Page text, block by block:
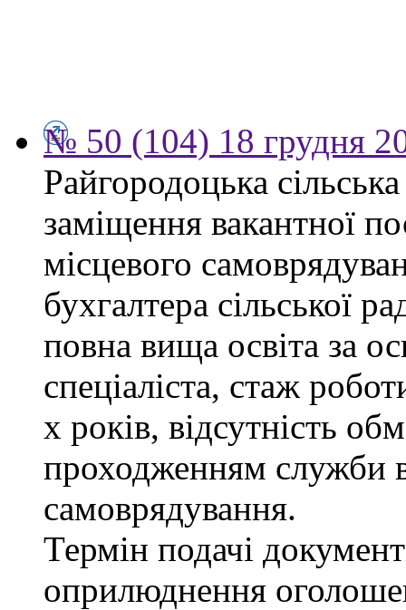
№ 50 (104) 18 грудня
Райгородоцька
заміщення вакантної
місцевого
бухгалтера сільської
повна вища освіта за
спеціаліста, стаж
х років, відсутність
проходженням служби
самоврядування.
Термін подачі
оприлюднення